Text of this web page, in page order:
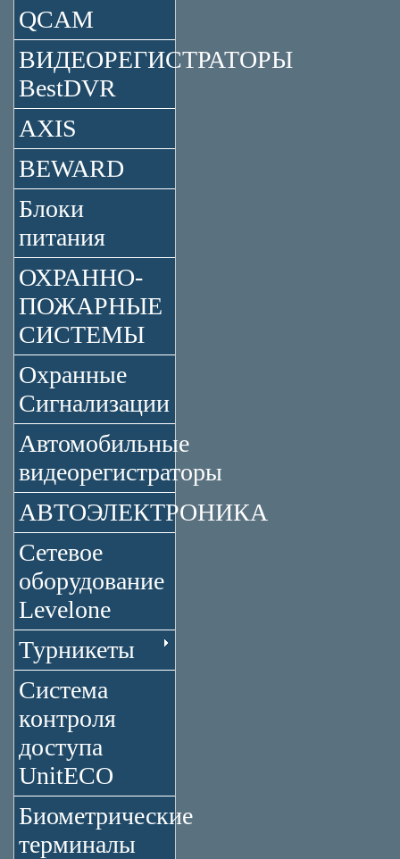
QCAM
ВИДЕОРЕГИСТРАТОРЫ
BestDVR
AXIS
BEWARD
Блоки
питания
ОХРАННО-
ПОЖАРНЫЕ
СИСТЕМЫ
Охранные
Сигнализации
Автомобильные
видеорегистраторы
АВТОЭЛЕКТРОНИКА
Сетевое
оборудование
Levelone
Турникеты
Система
контроля
доступа
UnitECO
Биометрические
терминалы